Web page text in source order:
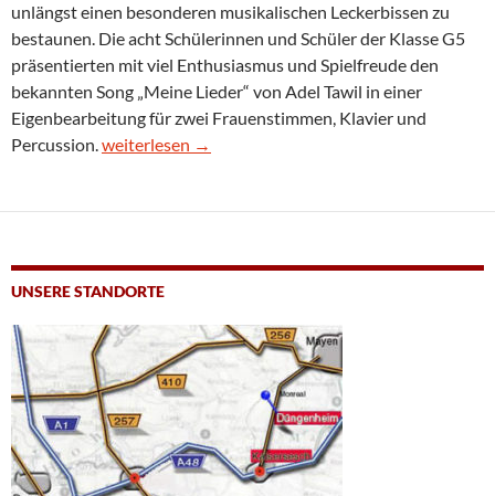
unlängst einen besonderen musikalischen Leckerbissen zu
bestaunen. Die acht Schülerinnen und Schüler der Klasse G5
präsentierten mit viel Enthusiasmus und Spielfreude den
bekannten Song „Meine Lieder“ von Adel Tawil in einer
Eigenbearbeitung für zwei Frauenstimmen, Klavier und
Percussion.Trommelprojekt mit „Adel“
weiterlesen →
UNSERE STANDORTE